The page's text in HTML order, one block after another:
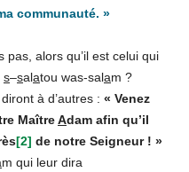
communauté. »
alors qu’il est celui qui
s–salatou was-salam ?
à d’autres : « Venez
MaîtreAdam afin qu’il
[2] de notre Seigneur ! »
m qui leur dira